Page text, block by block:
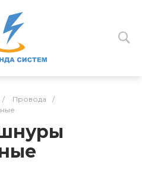
/ Провода
/